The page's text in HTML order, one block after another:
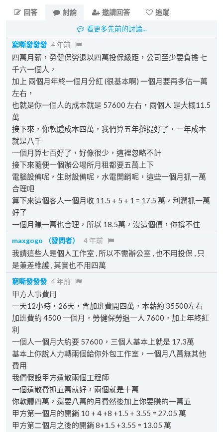
回答
討論 邀請回答
追蹤
看更多先前的討論...
窮嘶發發發 4 年前
四萬月薪，勞健保勞退以四萬投保級距，公司至少要負擔 七
千六一個人，
加上 兩個月年終一個月分紅 (很基本啊) 一個月要再多估一萬
左右，
也就是你一個人的成本就是 57600 左右，兩個人 是大概11.5
萬
接下來，你軟體成本四萬，我們算五年攤提好了，一年成本
就是八千
一個月算七百好了，好像很少，這裡忽略不計
接下來隨便一個辦公場所月租都要五萬上下
電腦設備呢，生財設備呢，水電開銷呢，這些一個月抓一萬
合理吧
算下來這個客人一個月收 11.5 + 5 + 1 = 17.5 萬，利潤抓一萬
好了
一個月賺一萬也合理，所以 18.5萬，沒這個價，你撐不住
maxgogo （發問者） 4 年前
我請這些人是個人工作室 , 所以不需辦公室 , 也不用投保 , 只
是兼差維護 , 其實也不用四萬
窮嘶發發發 4 年前
甲方人事費用
一天12小時，26天，含加班費開四萬，本薪約 35500左右
加班費約 4500 一個月，勞健保勞退一人 7600，加上年終紅
利
一個人一個月大約要 57600，三個人基本上就是 17.3萬
基本上你說人力轉兩個給你外包工作室，一個月八萬無其他
費用
我們假設甲方遣散兩個工程師
一個遣散費抓五萬就好，兩個就是十萬
你軟體四萬，還要八萬的月費然後加上你要賺的一萬五
甲方第一個月的開銷 10 + 4 +8 +1.5 + 3.55 = 27.05 萬
甲方第二個月之後的開銷 8+1.5 +3.55 = 13.05 萬